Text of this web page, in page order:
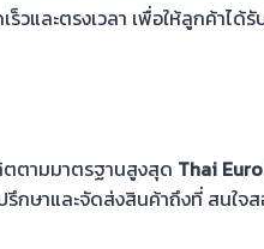
วและตรงเวลา เพื่อให้ลูกค้าไ
ตามมาตรฐานสูงสุด Thai
กษาและจัดส่งสินค้าถึงที่ สนใจ